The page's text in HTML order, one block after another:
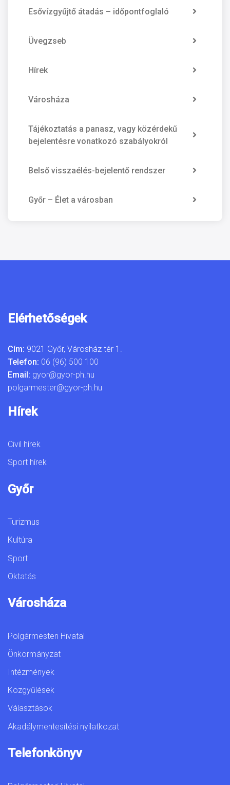
Esővízgyűjtő átadás – időpontfoglaló
Üvegzseb
Hírek
Városháza
Tájékoztatás a panasz, vagy közérdekű
bejelentésre vonatkozó szabályokról
Belső visszaélés-bejelentő rendszer
Győr – Élet a városban
Elérhetőségek
Cím: 9021 Győr, Városház tér 1.
Telefon: 06 (96) 500 100
Email: gyor@gyor-ph.hu
polgarmester@gyor-ph.hu
Hírek
Civil hírek
Sport hírek
Győr
Turizmus
Kultúra
Sport
Oktatás
Városháza
Polgármesteri Hivatal
Önkormányzat
Intézmények
Közgyűlések
Választások
Akadálymentesítési nyilatkozat
Telefonkönyv